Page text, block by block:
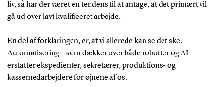
liv, så har der været en tendens til at antage, at det primært vil
gå ud over lavt kvalificeret arbejde.
En del af forklaringen, er, at vi allerede kan se det ske.
Automatisering – som dækker over både robotter og AI -
erstatter ekspedienter, sekretærer, produktions- og
kassemedarbejdere for øjnene af os.